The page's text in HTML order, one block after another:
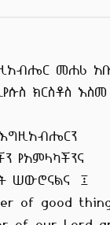
መሐሪ
ክርስቶስ እስመ
የአምላካችንና
ሠውሮናልና ፤
of good